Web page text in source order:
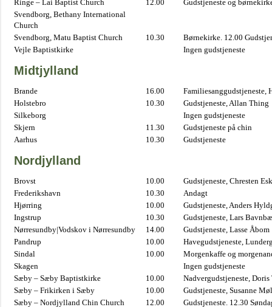
Ringe – Lai Baptist Church
12.00
Gudstjeneste og
Svendborg, Bethany International
Church
Svendborg, Matu Baptist Church
10.30
Børnekirke. 12.00
Vejle Baptistkirke
Ingen gudstjeneste
Midtjylland
Brande 16.00
Familiesanggudstjeneste,
Holstebro
10.30
Gudstjeneste, Allan Thing
Silkeborg
Ingen gudstjeneste
Skjern
11.30
Gudstjeneste på chin
Aarhus
10.30 Gudstjeneste
Nordjylland
Brovst 10.00
Gudstjeneste, Chresten
Frederikshavn
10.30
Andagt
Hjørring
10.00
Gudstjeneste, Anders
Ingstrup
10.30
Gudstjeneste, Lars
Nørresundby|Vodskov i Nørresundby
14.00
Gudstjeneste, Lasse Åbom
Pandrup
10.00
Havegudstjeneste,
Sindal
10.00
Morgenkaffe og
Skagen
Ingen gudstjeneste
Sæby – Sæby Baptistkirke
10.00
Nadvergudstjeneste,
Sæby – Frikirken i Sæby
10.00
Gudstjeneste, Susanne
Sæby – Nordjylland Chin Church
12.00 Gudstjeneste. 12.30